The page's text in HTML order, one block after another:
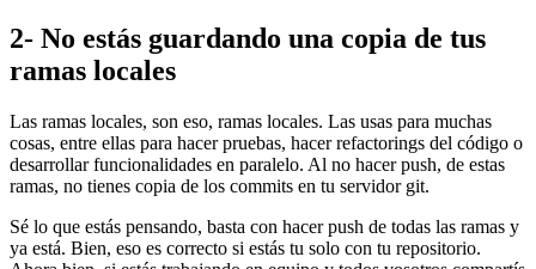
2- No estás guardando una copia de tus
ramas locales
Las ramas locales, son eso, ramas locales. Las usas para muchas
cosas, entre ellas para hacer pruebas, hacer refactorings del código o
desarrollar funcionalidades en paralelo. Al no hacer push, de estas
ramas, no tienes copia de los commits en tu servidor git.
Sé lo que estás pensando, basta con hacer push de todas las ramas y
ya está. Bien, eso es correcto si estás tu solo con tu repositorio.